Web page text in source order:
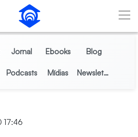
principal
Jornal Ebooks Blog
Podcasts Mídias Newsletter
17:46